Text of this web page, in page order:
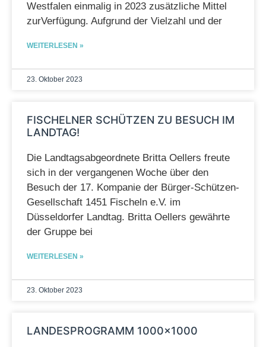
Westfalen einmalig in 2023 zusätzliche Mittel
zurVerfügung. Aufgrund der Vielzahl und der
WEITERLESEN »
23. Oktober 2023
FISCHELNER SCHÜTZEN ZU BESUCH IM
LANDTAG!
Die Landtagsabgeordnete Britta Oellers freute
sich in der vergangenen Woche über den
Besuch der 17. Kompanie der Bürger-Schützen-
Gesellschaft 1451 Fischeln e.V. im
Düsseldorfer Landtag. Britta Oellers gewährte
der Gruppe bei
WEITERLESEN »
23. Oktober 2023
LANDESPROGRAMM 1000×1000